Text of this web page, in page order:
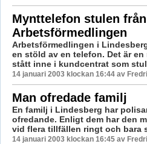
Mynttelefon stulen från
Arbetsförmedlingen
Arbetsförmedlingen i
en stöld av en telefon. Det är
stått inne i kundcentrat som
14 januari 2003 klockan 16:44 av
Man ofredade familj
En familj i Lindesberg har
ofredande. Enligt dem har den
vid flera tillfällen ringt och bara
14 januari 2003 klockan 16:45 av